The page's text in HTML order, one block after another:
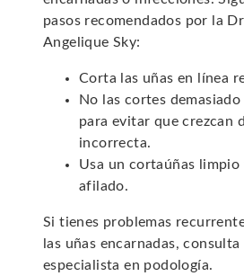
pasos recomendados por la
Angelique Sky:
Corta las uñas en línea
No las cortes
para evitar que crezcan
incorrecta.
Usa un cortaúñas limpio
afilado.
Si tienes problemas
las uñas encarnadas, consulta
especialista en podología.